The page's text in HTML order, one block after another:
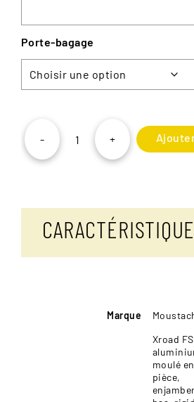
Porte-bagage
-
quantité
+
Marque
Xroad
moulé
pièce,